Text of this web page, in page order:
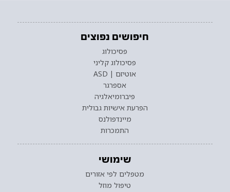
חיפושים נפוצים
פסיכולוג
פסיכולוג קליני
אוטיזם | ASD
אספרגר
פיברומיאלגיה
הפרעת אישיות גבולית
מיינדפולנס
התמכרות
שימושי
מטפלים לפי אזורים
טיפול מוזל